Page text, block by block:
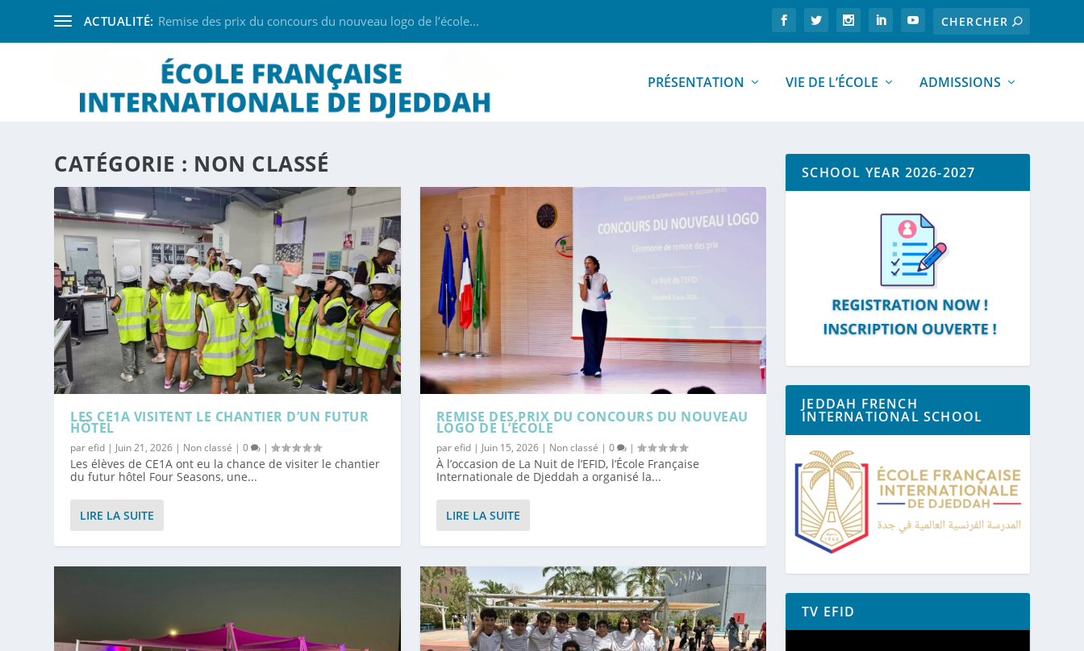
ACTUALITÉ: Remise des prix du concours du nouveau logo de l’école...
PRÉSENTATION VIE DE L’ÉCOLE ADMISSIONS
CATÉGORIE : NON CLASSÉ
LES CE1A VISITENT LE CHANTIER D’UN FUTUR
HÔTEL
parefid | Juin 21, 2026 | Non classé |0 |
Les élèves de CE1A ont eu la chance de visiter le chantier
du futur hôtel Four Seasons, une...
LIRE LA SUITE
REMISE DES PRIX DU CONCOURS DU NOUVEAU
LOGO DE L’ÉCOLE
parefid| Juin 15, 2026| Non classé | 0 |
À l’occasion de La Nuit de l’EFID, l’École Française
Internationale de Djeddah a organisé la...
LIRE LA SUITE
SCHOOL YEAR 2026-2027
JEDDAH FRENCH
INTERNATIONAL SCHOOL
TV EFID
Lecteur